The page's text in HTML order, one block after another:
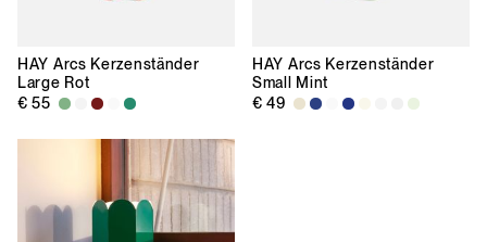
HAY Arcs Kerzenständer
Large Rot
€ 55
HAY Arcs Kerzenständer
Small Mint
€ 49